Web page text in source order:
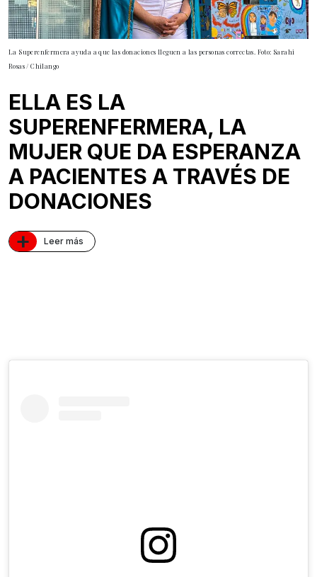
La Superenfermera ayuda a que las donaciones lleguen a las personas correctas. Foto: Sarahi
Rosas / Chilango
ELLA ES LA
SUPERENFERMERA, LA
MUJER QUE DA ESPERANZA
A PACIENTES A TRAVÉS DE
DONACIONES
+ Leer más